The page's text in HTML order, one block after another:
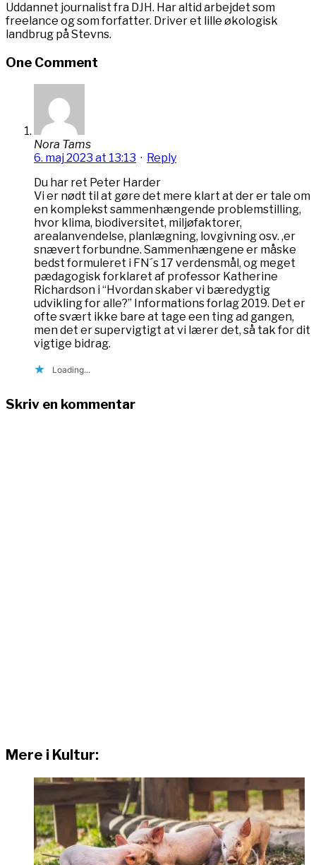
Uddannet journalist fra DJH. Har altid arbejdet som
freelance og som forfatter. Driver et lille økologisk
landbrug på Stevns.
One Comment
Nora Tams
6. maj 2023 at 13:13 · Reply
Du har ret Peter Harder
Vi er nødt til at gøre det mere klart at der er tale om
en komplekst sammenhængende problemstilling,
hvor klima, biodiversitet, miljøfaktorer,
arealanvendelse, planlægning, lovgivning osv. ,er
snævert forbundne. Sammenhængene er måske
bedst formuleret i FN´s 17 verdensmål, og meget
pædagogisk forklaret af professor Katherine
Richardson i “Hvordan skaber vi bæredygtig
udvikling for alle?” Informations forlag 2019. Det er
ofte svært ikke bare at tage een ting ad gangen,
men det er supervigtigt at vi lærer det, så tak for dit
vigtige bidrag.
Loading...
Skriv en kommentar
Mere i Kultur: